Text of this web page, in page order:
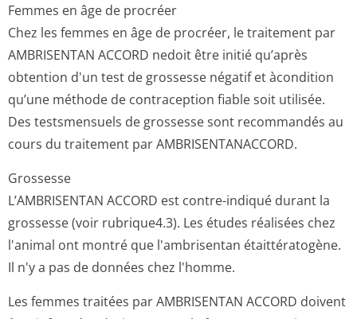
Femmes en âge de procréer
Chez les femmes en âge de procréer, le traitement par
AMBRISENTAN ACCORD nedoit être initié qu’après
obtention d'un test de grossesse négatif et àcondition
qu’une méthode de contraception fiable soit utilisée.
Des testsmensuels de grossesse sont recommandés au
cours du traitement par AMBRISENTANACCORD.
Grossesse
L’AMBRISENTAN ACCORD est contre-indiqué durant la
grossesse (voir rubrique4.3). Les études réalisées chez
l'animal ont montré que l'ambrisentan étaittératogène.
Il n'y a pas de données chez l'homme.
Les femmes traitées par AMBRISENTAN ACCORD doivent